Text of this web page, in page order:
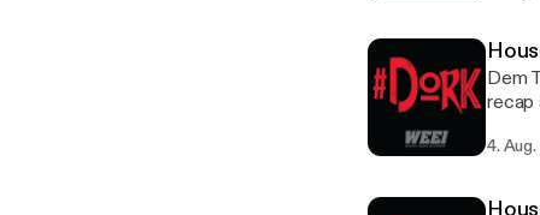
Dem
recap
4.